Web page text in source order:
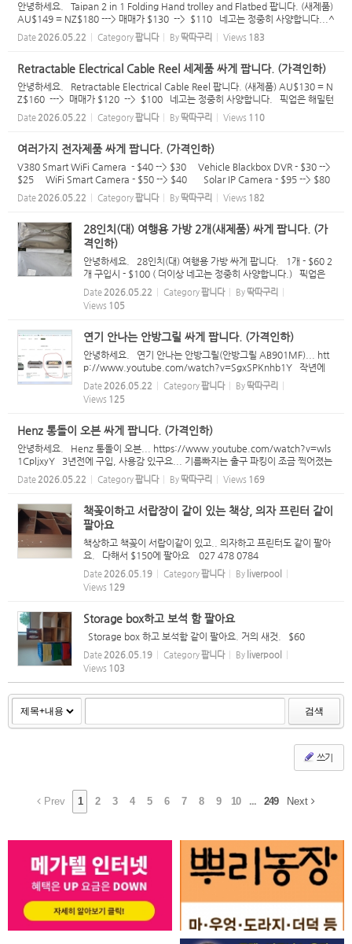
안녕하세요. Taipan 2 in 1 Folding Hand trolley and Flatbed 팝니다. (새제품)
AU$149 = NZ$180 ---> 매매가 $130 --> $110 네고는 정중히 사양합니다...^
^ 픽업은 해밀턴 시티 또는 Frankton 입니다. 문자 주시면 주소 알려드릴께요...^
^ 021 1...
Date 2026.05.22 Category팝니다 By 딱따구리 Views 183
Retractable Electrical Cable Reel 세제품 싸게 팝니다. (가격인하)
안녕하세요. Retractable Electrical Cable Reel 팝니다. (새제품) AU$130 = N
Z$160 ---> 매매가 $120 --> $100 네고는 정중히 사양합니다. 픽업은 해밀턴
시티 또는 Frankton 입니다. 문자 주시면 주소 알려드릴께요...^^ 021 100 50
33
Date 2026.05.22 Category팝니다 By 딱따구리 Views 110
여러가지 전자제품 싸게 팝니다. (가격인하)
V380 Smart WiFi Camera - $40 --> $30 Vehicle Blackbox DVR - $30 -->
$25 WiFi Smart Camera - $50 --> $40 Solar IP Camera - $95 --> $80
H96 MAX (스마트 TV 박스) - $40 --> $30 TV Speaker - $90 --> $75 주
방용 전자저...
Date 2026.05.22 Category팝니다 By 딱따구리 Views 182
28인치(대) 여행용 가방 2개(새제품) 싸게 팝니다. (가
격인하)
안녕하세요. 28인치(대) 여행용 가방 싸게 팝니다. 1개 - $60 2
개 구입시 - $100 ( 더이상 네고는 정중히 사양합니다.) 픽업은
해밀턴 시티 입니다. 문자 주시면 주소 알려드릴께요...^^ 021
100 5033
Date 2026.05.22 Category팝니다 By 딱따구리
Views 105
연기 안나는 안방그릴 싸게 팝니다. (가격인하)
안녕하세요. 연기 안나는 안방그릴(안방그릴 AB901MF)... htt
p://www.youtube.com/watch?v=SgxSPKnhb1Y 작년에
새제품 구입해서 5 ~ 6번 정도 사용한것 같구요... 상태는 거의 새
것 입니다. 매매가 - $249 --> $200 ( 새 필터 8개 포함 ) - 더이
상 네고...
Date 2026.05.22 Category팝니다 By 딱따구리
Views 125
Henz 통돌이 오븐 싸게 팝니다. (가격인하)
안녕하세요. Henz 통돌이 오븐... https://www.youtube.com/watch?v=wls
1CpljxyY 3년전에 구입, 사용감 있구요... 기름빠지는 출구 파킹이 조금 찍어졌는
데... 사용하는데는 문제 없습니다. 매매가 - $99 --> $60 (더이상 네고는 정중히
사양합니다.) ...
Date 2026.05.22 Category팝니다 By 딱따구리 Views 169
책꽂이하고 서랍장이 같이 있는 책상, 의자 프린터 같이
팔아요
책상하고 책꽂이 서랍이같이 있고.. 의자하고 프린터도 같이 팔아
요. 다해서 $150에 팔아요 027 478 0784
Date 2026.05.19 Category팝니다 By liverpool
Views 129
Storage box하고 보석 함 팔아요
Storage box 하고 보석함 같이 팔아요. 거의 새것. $60
Date 2026.05.19 Category팝니다 By liverpool
Views 103
검색
쓰기
Prev 1 2 3 4 5 6 7 8 9 10 ... 249 Next